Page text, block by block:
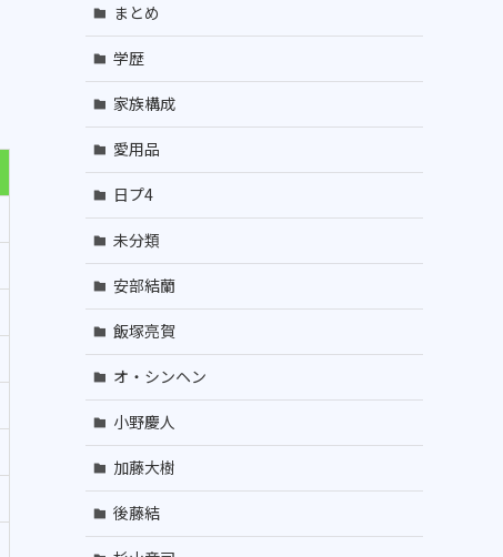
まとめ
学歴
家族構成
愛用品
日プ4
未分類
安部結蘭
飯塚亮賀
オ・シンヘン
小野慶人
加藤大樹
後藤結